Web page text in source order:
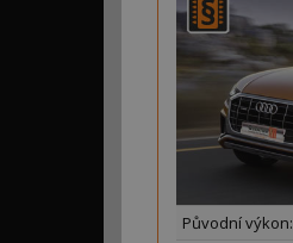
Původní výkon: